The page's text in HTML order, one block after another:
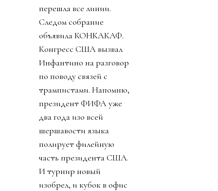
перешла все линии.
Следом собрание
объявила КОНКАКАФ.
Конгресс США вызвал
Инфантино на разговор
по поводу связей с
трампистами. Напомню,
президент ФИФА уже
два года изо всей
шершавости языка
полирует филейную
часть президента США.
И турнир новый
изобрел, и кубок в офис